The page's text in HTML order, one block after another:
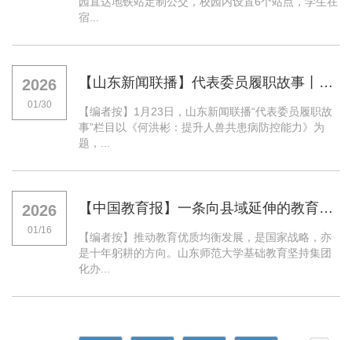
宿...
2026
01/30
【山东新闻联播】代表委员履职故事丨何洪彬：提升人兽共患病防控能力
【编者按】1月23日，山东新闻联播“代表委员履职故
事”栏目以《何洪彬：提升人兽共患病防控能力》为
题，...
2026
01/16
【中国教育报】一条向县域延伸的教育路——十年间，山东师大基础教育集团陪伴二十余所县中悄然改变
【编者按】推动教育优质均衡发展，是国家战略，亦
是十年躬耕的方向。山东师范大学基础教育坚持集团
化办...